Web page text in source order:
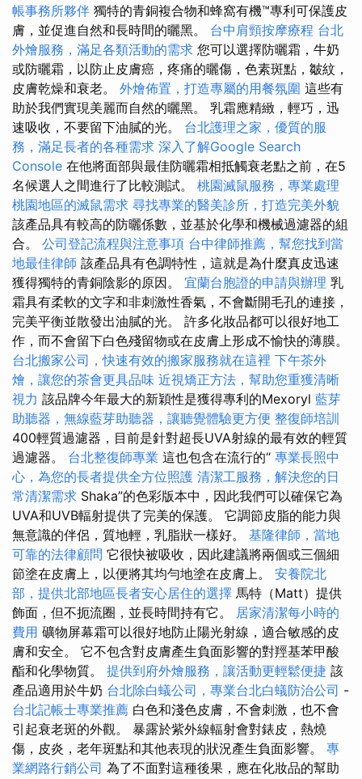
帳事務所夥伴 獨特的青銅複合物和蜂窩有機™專利可保護皮
膚，並促進自然和長時間的曬黑。 台中肩頸按摩療程 台北
外燴服務，滿足各類活動的需求 您可以選擇防曬霜，牛奶
或防曬霜，以防止皮膚癌，疼痛的曬傷，色素斑點，皺紋，
皮膚乾燥和衰老。 外燴佈置，打造專屬的用餐氛圍 這些有
助於我們實現美麗而自然的曬黑。 乳霜應精緻，輕巧，迅
速吸收，不要留下油膩的光。 台北護理之家，優質的服
務，滿足長者的各種需求 深入了解Google Search
Console 在他將面部與最佳防曬霜相抵觸衰老點之前，在5
名候選人之間進行了比較測試。 桃園滅鼠服務，專業處理
桃園地區的滅鼠需求 尋找專業的醫美診所，打造完美外貌
該產品具有較高的防曬係數，並基於化學和機械過濾器的組
合。 公司登記流程與注意事項 台中律師推薦，幫您找到當
地最佳律師 該產品具有色調特性，這就是為什麼真皮迅速
獲得獨特的青銅陰影的原因。 宜蘭台胞證的申請與辦理 乳
霜具有柔軟的文字和非刺激性香氣，不會斷開毛孔的連接，
完美平衡並散發出油膩的光。 許多化妝品都可以很好地工
作，而不會留下白色殘留物或在皮膚上形成不愉快的薄膜。
台北搬家公司，快速有效的搬家服務就在這裡 下午茶外
燴，讓您的茶會更具品味 近視矯正方法，幫助您重獲清晰
視力 該品牌今年最大的新穎性是獲得專利的Mexoryl 藍芽
助聽器，無線藍芽助聽器，讓聽覺體驗更方便 整復師培訓
400輕質過濾器，目前是針對超長UVA射線的最有效的輕質
過濾器。 台北整復師專業 這也包含在流行的“ 專業長照中
心，為您的長者提供全方位照護 清潔工服務，解決您的日
常清潔需求 Shaka”的色彩版本中，因此我們可以確保它為
UVA和UVB輻射提供了完美的保護。 它調節皮脂的能力與
無意識的伴侶，質地輕，乳脂狀一樣好。 基隆律師，當地
可靠的法律顧問 它很快被吸收，因此建議將兩個或三個細
節塗在皮膚上，以便將其均勻地塗在皮膚上。 安養院北
部，提供北部地區長者安心居住的選擇 馬特（Matt）提供
飾面，但不扼流圈，並長時間持有它。 居家清潔每小時的
費用 礦物屏幕霜可以很好地防止陽光射線，適合敏感的皮
膚和安全。 它不包含對皮膚產生負面影響的對羥基苯甲酸
酯和化學物質。 提供到府外燴服務，讓活動更輕鬆便捷 該
產品適用於牛奶 台北除白蟻公司，專業台北白蟻防治公司 -
台北記帳士專業推薦 白色和淺色皮膚，不會刺激，也不會
引起衰老斑的外觀。 暴露於紫外線輻射會對錶皮，熱燒
傷，皮炎，老年斑點和其他表現的狀況產生負面影響。 專
業網路行銷公司 為了不面對這種後果，應在化妝品的幫助